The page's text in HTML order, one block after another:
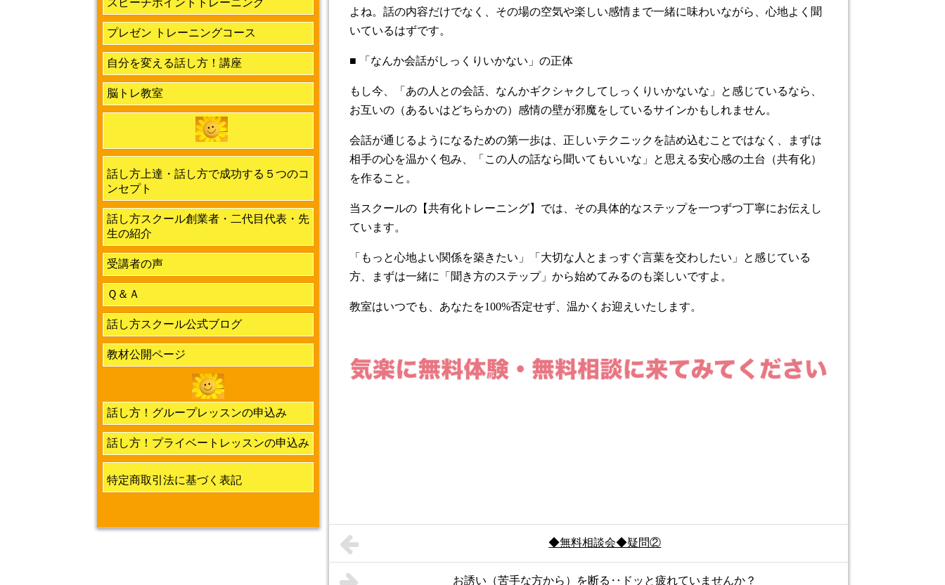
よね。話の内容だけでなく、その場の空気や楽しい感情まで一緒に味わいながら、心地よく聞
いているはずです。
■ 「なんか会話がしっくりいかない」の正体
もし今、「あの人との会話、なんかギクシャクしてしっくりいかないな」と感じているなら、
お互いの（あるいはどちらかの）感情の壁が邪魔をしているサインかもしれません。
会話が通じるようになるための第一歩は、正しいテクニックを詰め込むことではなく、まずは
相手の心を温かく包み、「この人の話なら聞いてもいいな」と思える安心感の土台（共有化）
を作ること。
当スクールの【共有化トレーニング】では、その具体的なステップを一つずつ丁寧にお伝えし
ています。
「もっと心地よい関係を築きたい」「大切な人とまっすぐ言葉を交わしたい」と感じている
方、まずは一緒に「聞き方のステップ」から始めてみるのも楽しいですよ。
教室はいつでも、あなたを100%否定せず、温かくお迎えいたします。
◆無料相談会◆疑問②
お誘い（苦手な方から）を断る‥ドッと疲れていませんか？
スピーチポイントトレーニング
プレゼン トレーニングコース
自分を変える話し方！講座
脳トレ教室
話し方上達・話し方で成功する５つのコ
ンセプト
話し方スクール創業者・二代目代表・先
生の紹介
受講者の声
Ｑ＆Ａ
話し方スクール公式ブログ
教材公開ページ
話し方！グループレッスンの申込み
話し方！プライベートレッスンの申込み
特定商取引法に基づく表記